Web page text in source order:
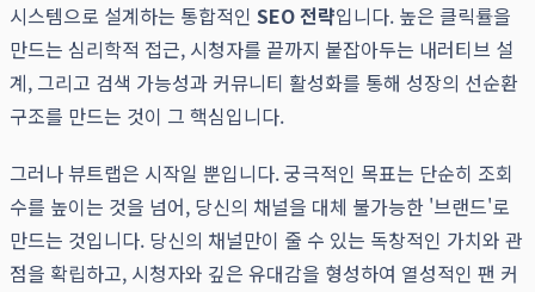
시스템으로 설계하는 통합적인 SEO 전략입니다. 높은 클릭률을
만드는 심리학적 접근, 시청자를 끝까지 붙잡아두는 내러티브 설
계, 그리고 검색 가능성과 커뮤니티 활성화를 통해 성장의 선순환
구조를 만드는 것이 그 핵심입니다.
그러나 뷰트랩은 시작일 뿐입니다. 궁극적인 목표는 단순히 조회
수를 높이는 것을 넘어, 당신의 채널을 대체 불가능한 '브랜드'로
만드는 것입니다. 당신의 채널만이 줄 수 있는 독창적인 가치와 관
점을 확립하고, 시청자와 깊은 유대감을 형성하여 열성적인 팬 커